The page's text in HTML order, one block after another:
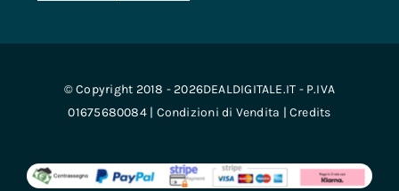
© Copyright 2018 - 2026DEALDIGITALE.IT - P.IVA
01675680084 | Condizioni di Vendita | Credits